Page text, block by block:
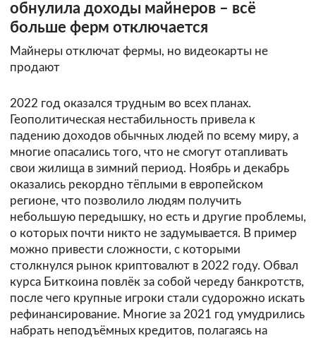
обнулила доходы майнеров – всё
больше ферм отключается
Майнеры отключат фермы, но видеокарты не
продают
2022 год оказался трудным во всех планах.
Геополитическая нестабильность привела к
падению доходов обычных людей по всему миру, а
многие опасались того, что не смогут отапливать
свои жилища в зимний период. Ноябрь и декабрь
оказались рекордно тёплыми в европейском
регионе, что позволило людям получить
небольшую передышку, но есть и другие проблемы,
о которых почти никто не задумывается. В пример
можно привести сложности, с которыми
столкнулся рынок криптовалют в 2022 году. Обвал
курса Биткоина повлёк за собой череду банкротств,
после чего крупные игроки стали судорожно искать
рефинансирование. Многие за 2021 год умудрились
набрать неподъёмных кредитов, полагаясь на